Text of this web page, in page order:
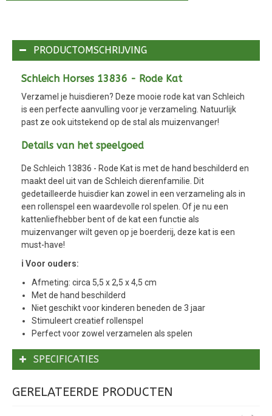
PRODUCTOMSCHRIJVING
Schleich Horses 13836 - Rode Kat
Verzamel je huisdieren? Deze mooie rode kat van Schleich
is een perfecte aanvulling voor je verzameling. Natuurlijk
past ze ook uitstekend op de stal als muizenvanger!
Details van het speelgoed
De Schleich 13836 - Rode Kat is met de hand beschilderd en
maakt deel uit van de Schleich dierenfamilie. Dit
gedetailleerde huisdier kan zowel in een verzameling als in
een rollenspel een waardevolle rol spelen. Of je nu een
kattenliefhebber bent of de kat een functie als
muizenvanger wilt geven op je boerderij, deze kat is een
must-have!
ℹ️ Voor ouders:
Afmeting: circa 5,5 x 2,5 x 4,5 cm
Met de hand beschilderd
Niet geschikt voor kinderen beneden de 3 jaar
Stimuleert creatief rollenspel
Perfect voor zowel verzamelen als spelen
SPECIFICATIES
GERELATEERDE PRODUCTEN